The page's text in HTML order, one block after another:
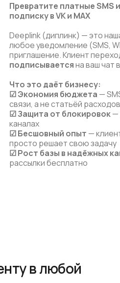
Превратите платные SMS
подписку в VK и MAX
Deeplink (диплинк) — это
любое уведомление (SMS,
приглашение. Клиент
подписываетсяна ваш чат
Что это даёт бизнесу:
☑Экономия бюджета —
связи, а не статьёй расходов
☑Защита от блокировок—
каналах
☑Бесшовный опыт —
просто решает свою задачу
☑Рост базы в надёжных
рассылки бесплатно
в любой